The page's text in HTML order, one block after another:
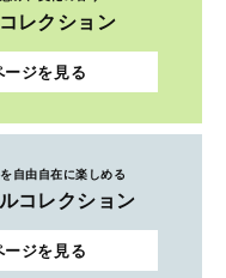
レクション
ージを見る
自由自在に楽しめる
コレクション
ージを見る